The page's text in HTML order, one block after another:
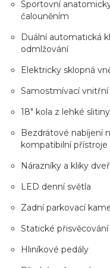
Sportovní
čalouněním
Duální automatická
odmlžování
Elektricky sklopná
Samostmívací
18" kola z lehké
Bezdrátové nabíjení
kompatibilní přístroje
Nárazníky a kliky
LED denní světla
Zadní parkovací
Statické
Hliníkové pedály